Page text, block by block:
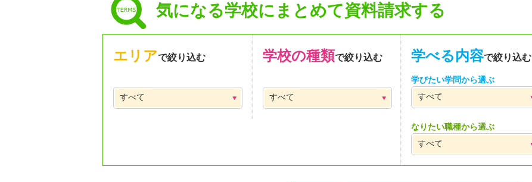
気になる学校にまとめて資料請求する
エリアで絞り込む 学校の種類で絞り込む 学べる内容で絞り込む
学びたい学問から選ぶ
なりたい職種から選ぶ